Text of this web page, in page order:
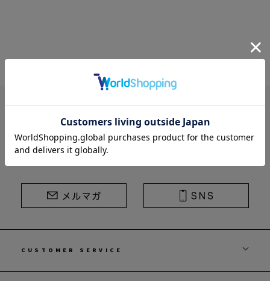
STRASBURGO | ストラスブルゴ
CUSTOMER SERVICE